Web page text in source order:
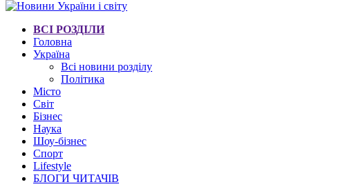
ВСІ РОЗДІЛИ
Головна
Україна
Всі новини розділу
Політика
Місто
Світ
Бізнес
Наука
Шоу-бізнес
Спорт
Lifestyle
БЛОГИ ЧИТАЧІВ